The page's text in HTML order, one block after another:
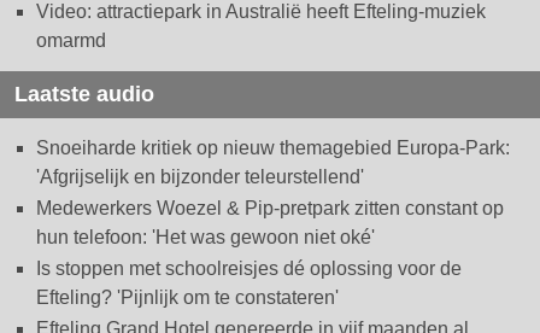
Video: attractiepark in Australië heeft Efteling-muziek
omarmd
Laatste audio
Snoeiharde kritiek op nieuw themagebied Europa-Park:
'Afgrijselijk en bijzonder teleurstellend'
Medewerkers Woezel & Pip-pretpark zitten constant op
hun telefoon: 'Het was gewoon niet oké'
Is stoppen met schoolreisjes dé oplossing voor de
Efteling? 'Pijnlijk om te constateren'